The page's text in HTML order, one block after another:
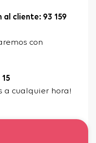
cliente: 93 159
con
a cualquier hora!